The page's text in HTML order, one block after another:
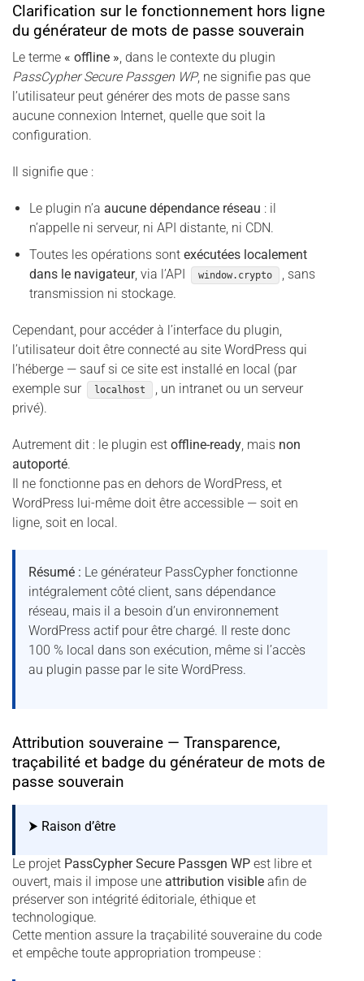
Clarification sur le fonctionnement hors ligne
du générateur de mots de passe souverain
Le terme « offline », dans le contexte du plugin
PassCypher Secure Passgen WP, ne signifie pas que
l’utilisateur peut générer des mots de passe sans
aucune connexion Internet, quelle que soit la
configuration.
Il signifie que :
Le plugin n’a aucune dépendance réseau : il
n’appelle ni serveur, ni API distante, ni CDN.
Toutes les opérations sont exécutées localement
dans le navigateur, via l’API window.crypto
, sans
transmission ni stockage.
Cependant, pour accéder à l’interface du plugin,
l’utilisateur doit être connecté au site WordPress qui
l’héberge — sauf si ce site est installé en local (par
exemple sur
localhost
, un intranet ou un serveur
privé).
Autrement dit : le plugin est offline-ready, mais non
autoporté.
Il ne fonctionne pas en dehors de WordPress, et
WordPress lui-même doit être accessible — soit en
ligne, soit en local.
Résumé : Le générateur PassCypher fonctionne
intégralement côté client, sans dépendance
réseau, mais il a besoin d’un environnement
WordPress actif pour être chargé. Il reste donc
100 % local dans son exécution, même si l’accès
au plugin passe par le site WordPress.
Attribution souveraine — Transparence,
traçabilité et badge du générateur de mots de
passe souverain
⮞ Raison d’être
Le projet PassCypher Secure Passgen WP est libre et
ouvert, mais il impose une attribution visible afin de
préserver son intégrité éditoriale, éthique et
technologique.
Cette mention assure la traçabilité souveraine du code
et empêche toute appropriation trompeuse :